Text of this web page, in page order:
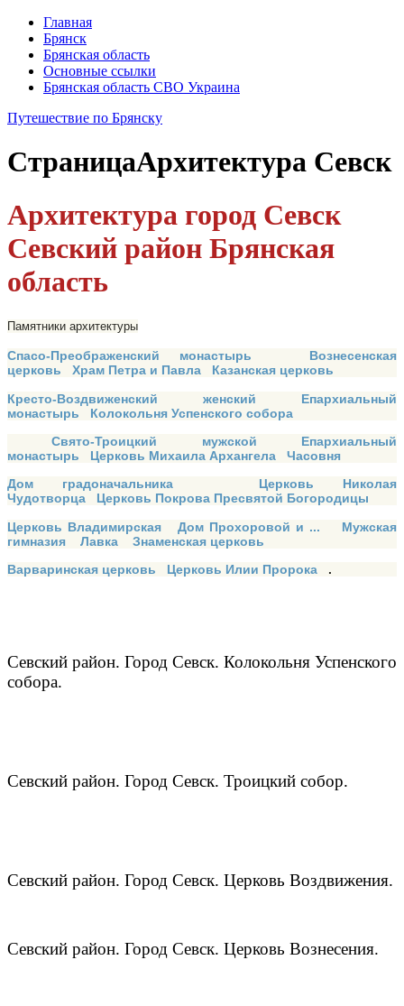
Главная
Брянск
Брянская область
Основные ссылки
Брянская область СВО Украина
Путешествие по Брянску
СтраницаАрхитектура Севск
Архитектура город Севск
Севский район Брянская
область
Памятники архитектуры
Спасо-Преображенский монастырь
Вознесенская
церковь
Храм Петра и Павла
Казанская церковь
Кресто-Воздвиженский женский Епархиальный
монастырь
Колокольня Успенского собора
Свято-Троицкий мужской Епархиальный
монастырь
Церковь Михаила Архангела
Часовня
Дом градоначальника
Церковь Николая
Чудотворца
Церковь Покрова Пресвятой Богородицы
Церковь Владимирская
Дом Прохоровой и ...
Мужская
гимназия
Лавка
Знаменская церковь
Варваринская церковь
Церковь Илии Пророка .
Севский район. Город Севск. Колокольня Успенского
собора.
Севский район. Город Севск. Троицкий собор.
Севский район. Город Севск. Церковь Воздвижения.
Севский район. Город Севск. Церковь Вознесения.